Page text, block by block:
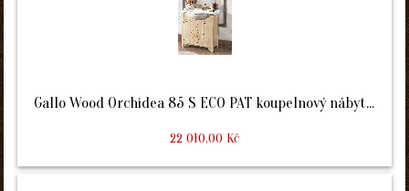
Gallo Wood Orchidea 85 S ECO PAT koupelnový nábyt...
22 010,00 Kč